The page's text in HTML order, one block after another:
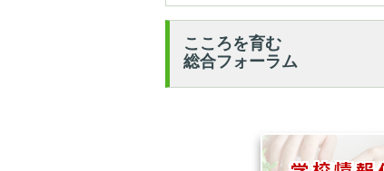
こころを育む
総合フォーラム